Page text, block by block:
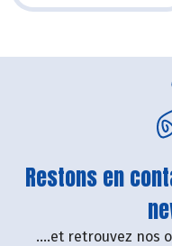
Restons en
....et retrouvez nos